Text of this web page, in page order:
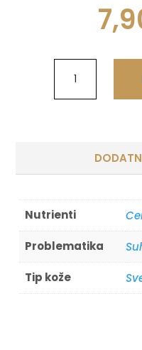
Nutrienti
Problematika
Tip kože